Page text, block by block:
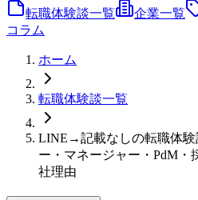
転職体験談一覧 企業一覧
コラム
ホーム
転職体験談一覧
LINE→記載なしの転職体験
ー・マネージャー・PdM・
社理由